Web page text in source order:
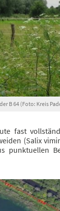
B 64 (Foto: Kreis
fast
(Salix
punktuellen